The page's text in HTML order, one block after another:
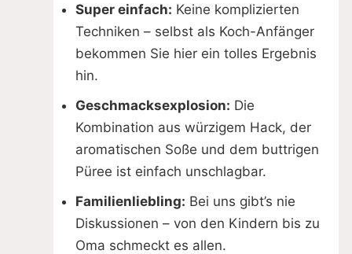
Super einfach: Keine komplizierten
Techniken – selbst als Koch-Anfänger
bekommen Sie hier ein tolles Ergebnis
hin.
Geschmacksexplosion: Die
Kombination aus würzigem Hack, der
aromatischen Soße und dem buttrigen
Püree ist einfach unschlagbar.
Familienliebling: Bei uns gibt’s nie
Diskussionen – von den Kindern bis zu
Oma schmeckt es allen.